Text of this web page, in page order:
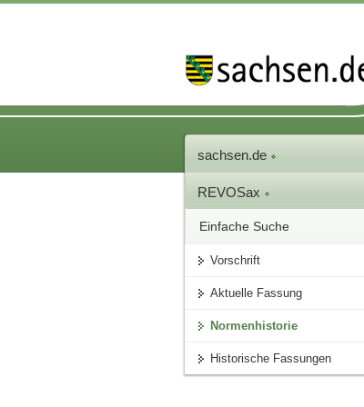
sachsen.de
REVOSax
Einfache Suche
Vorschrift
Aktuelle Fassung
Normenhistorie
Historische Fassungen